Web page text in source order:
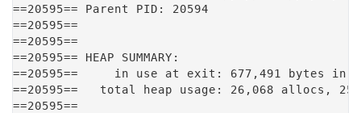
==20595== Parent PID: 20594
==20595==
==20595==
==20595== HEAP SUMMARY:
==20595==     in use at exit: 677,491 bytes in
==20595==   total heap usage: 26,068 allocs,
==20595==